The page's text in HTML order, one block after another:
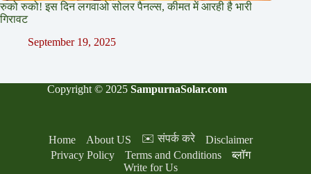
रुको रुको! इस दिन लगवाओ सोलर पैनल्स, कीमत में आरही है भारी
गिरावट
September 19, 2025
Copyright © 2025 SampurnaSolar.com
Home About US ✉️ संपर्क करे
Disclaimer
Privacy Policy
Terms and Conditions
ब्लॉग
Write for Us